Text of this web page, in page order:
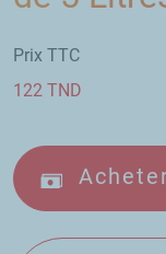
Prix TTC
122 TND